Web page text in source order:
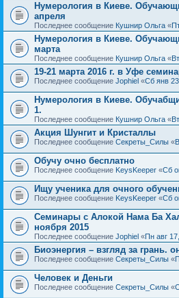
Нумерология в Киеве.
апреля
Последнее сообщение Кушнир Ольга «
Нумерология в Киеве.
марта
Последнее сообщение Кушнир Ольга «
19-21 марта 2016 г. в Уфе
Последнее сообщение Jophiel «Сб янв
Нумерология в Киеве.
1.
Последнее сообщение Кушнир Ольга «
Акция Шунгит и Кристаллы
Последнее сообщение Секреты_Силы «
Обучу очно бесплатно
Последнее сообщение KeysKeeper «Сб
Ищу ученика для очного
Последнее сообщение KeysKeeper «Сб
Семинары с Алокой Нама Ба Хал
ноября 2015
Последнее сообщение Jophiel «Пн авг
Биоэнергия – взгляд за грань.
Последнее сообщение Секреты_Силы «
Человек и Деньги
Последнее сообщение Секреты_Силы «